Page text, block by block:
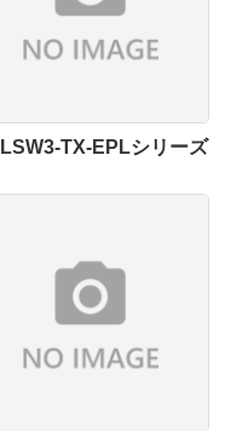
LSW3-TX-EPLシリーズ